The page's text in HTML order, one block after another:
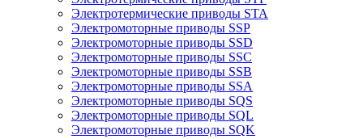
Электротермические приводы STA
Электромоторные приводы SSP
Электромоторные приводы SSD
Электромоторные приводы SSC
Электромоторные приводы SSB
Электромоторные приводы SSA
Электромоторные приводы SQS
Электромоторные приводы SQL
Электромоторные приводы SQK